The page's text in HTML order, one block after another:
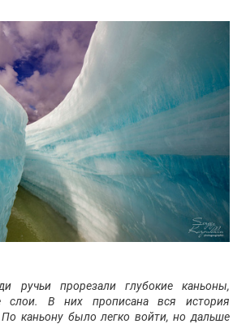
ручьи прорезали глубокие каньоны,
слои. В них прописана вся история
каньону было легко войти, но дальше